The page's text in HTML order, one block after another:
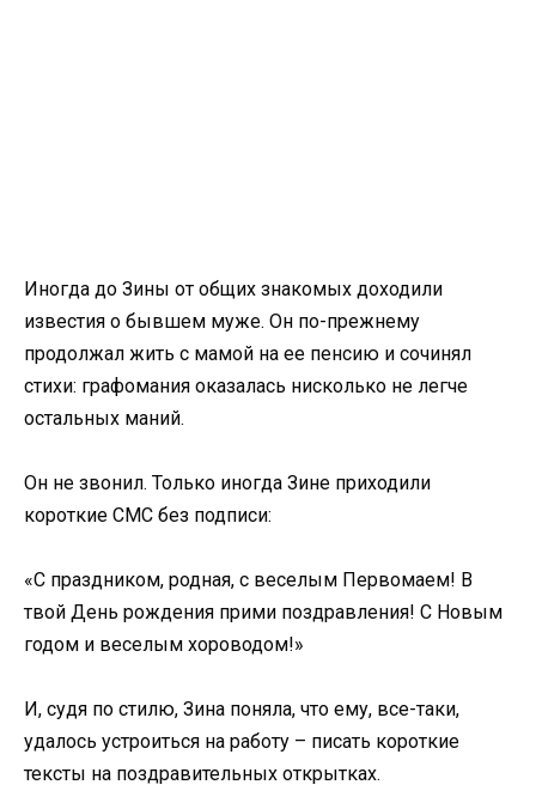
Иногда до Зины от общих знакомых доходили
известия о бывшем муже. Он по-прежнему
продолжал жить с мамой на ее пенсию и сочинял
стихи: графомания оказалась нисколько не легче
остальных маний.
Он не звонил. Только иногда Зине приходили
короткие СМС без подписи:
«С праздником, родная, с веселым Первомаем! В
твой День рождения прими поздравления! С Новым
годом и веселым хороводом!»
И, судя по стилю, Зина поняла, что ему, все-таки,
удалось устроиться на работу – писать короткие
тексты на поздравительных открытках.